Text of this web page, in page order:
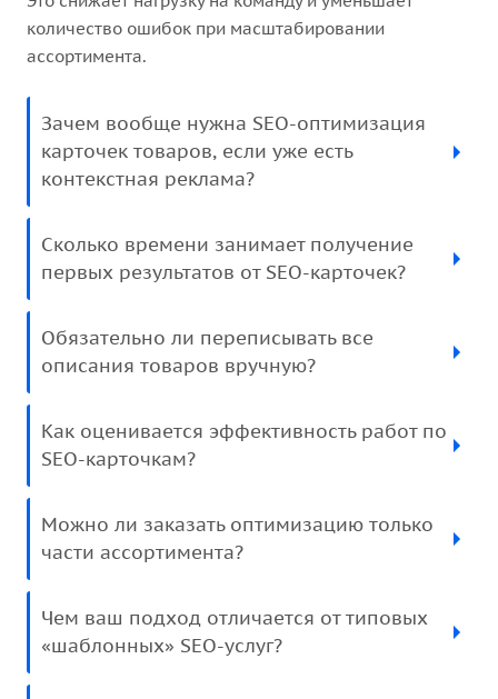
количество ошибок при масштабировании
ассортимента.
Зачем вообще нужна SEO-оптимизация
карточек товаров, если уже есть
контекстная реклама?
Сколько времени занимает получение
первых результатов от SEO-карточек?
Обязательно ли переписывать все
описания товаров вручную?
Как оценивается эффективность работ по
SEO-карточкам?
Можно ли заказать оптимизацию только
части ассортимента?
Чем ваш подход отличается от типовых
«шаблонных» SEO-услуг?